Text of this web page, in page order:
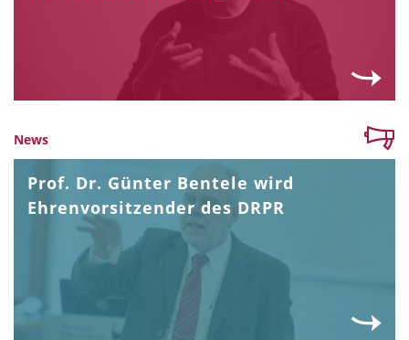
News
Prof. Dr. Günter Bentele wird
Ehrenvorsitzender des DRPR